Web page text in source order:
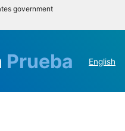
government
Prueba English